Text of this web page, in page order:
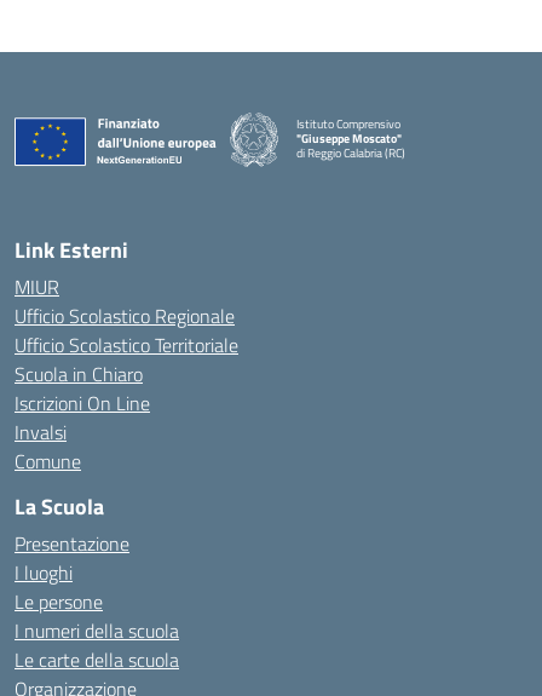
Istituto Comprensivo
"Giuseppe Moscato"
di Reggio Calabria (RC)
— Visita la pagina iniziale della scuola
Link Esterni
MIUR
Ufficio Scolastico Regionale
Ufficio Scolastico Territoriale
Scuola in Chiaro
Iscrizioni On Line
Invalsi
Comune
La Scuola
Presentazione
I luoghi
Le persone
I numeri della scuola
Le carte della scuola
Organizzazione